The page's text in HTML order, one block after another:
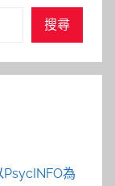
搜尋
為